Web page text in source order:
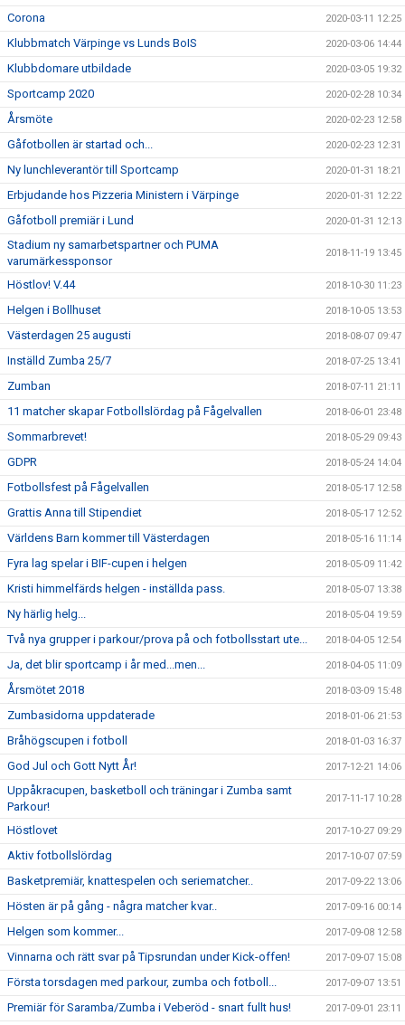
Corona 2020-03-11 12:25
Klubbmatch Värpinge vs Lunds BoIS 2020-03-06 14:44
Klubbdomare utbildade 2020-03-05 19:32
Sportcamp 2020 2020-02-28 10:34
Årsmöte 2020-02-23 12:58
Gåfotbollen är startad och... 2020-02-23 12:31
Ny lunchleverantör till Sportcamp 2020-01-31 18:21
Erbjudande hos Pizzeria Ministern i Värpinge 2020-01-31 12:22
Gåfotboll premiär i Lund 2020-01-31 12:13
Stadium ny samarbetspartner och PUMA
varumärkessponsor
2018-11-19 13:45
Höstlov! V.44 2018-10-30 11:23
Helgen i Bollhuset 2018-10-05 13:53
Västerdagen 25 augusti 2018-08-07 09:47
Inställd Zumba 25/7 2018-07-25 13:41
Zumban 2018-07-11 21:11
11 matcher skapar Fotbollslördag på Fågelvallen 2018-06-01 23:48
Sommarbrevet! 2018-05-29 09:43
GDPR 2018-05-24 14:04
Fotbollsfest på Fågelvallen 2018-05-17 12:58
Grattis Anna till Stipendiet 2018-05-17 12:52
Världens Barn kommer till Västerdagen 2018-05-16 11:14
Fyra lag spelar i BIF-cupen i helgen 2018-05-09 11:42
Kristi himmelfärds helgen - inställda pass. 2018-05-07 13:38
Ny härlig helg... 2018-05-04 19:59
Två nya grupper i parkour/prova på och fotbollsstart ute... 2018-04-05 12:54
Ja, det blir sportcamp i år med...men... 2018-04-05 11:09
Årsmötet 2018 2018-03-09 15:48
Zumbasidorna uppdaterade 2018-01-06 21:53
Bråhögscupen i fotboll 2018-01-03 16:37
God Jul och Gott Nytt År! 2017-12-21 14:06
Uppåkracupen, basketboll och träningar i Zumba samt
Parkour!
2017-11-17 10:28
Höstlovet 2017-10-27 09:29
Aktiv fotbollslördag 2017-10-07 07:59
Basketpremiär, knattespelen och seriematcher.. 2017-09-22 13:06
Hösten är på gång - några matcher kvar.. 2017-09-16 00:14
Helgen som kommer... 2017-09-08 12:58
Vinnarna och rätt svar på Tipsrundan under Kick-offen! 2017-09-07 15:08
Första torsdagen med parkour, zumba och fotboll... 2017-09-07 13:51
Premiär för Saramba/Zumba i Veberöd - snart fullt hus! 2017-09-01 23:11